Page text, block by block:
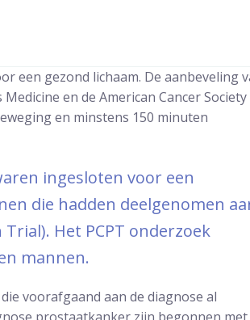
een gezond lichaam. De aanbeveling
en de American Cancer Society
en minstens 150 minuten
ingesloten voor een
die hadden deelgenomen
Het PCPT onderzoek
mannen.
die voorafgaand aan de diagnose al